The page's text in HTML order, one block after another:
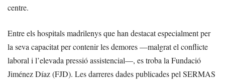
centre.
Entre els hospitals madrilenys que han destacat especialment per
la seva capacitat per contenir les demores —malgrat el conflicte
laboral i l’elevada pressió assistencial—, es troba la Fundació
Jiménez Díaz (FJD). Les darreres dades publicades pel SERMAS